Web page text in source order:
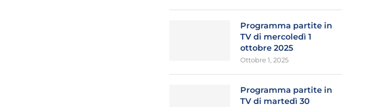
Programma partite in
TV di mercoledì 1
ottobre 2025
Ottobre 1, 2025
Programma partite in
TV di martedì 30